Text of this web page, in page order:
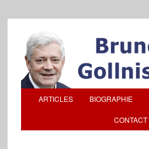
ARTICLES BIOGRAPHIE
CONTACT